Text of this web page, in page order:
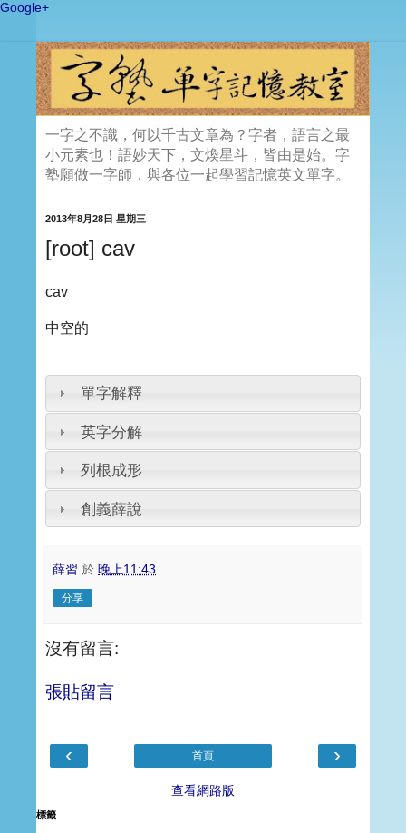
Google+
一字之不識，何以千古文章為？字者，語言之最
小元素也！語妙天下，文煥星斗，皆由是始。字
塾願做一字師，與各位一起學習記憶英文單字。
2013年8月28日 星期三
[root] cav
cav
中空的
單字解釋
英字分解
列根成形
創義薛說
薛習 於 晚上11:43
分享
沒有留言:
張貼留言
‹ ›
首頁
查看網路版
標籤